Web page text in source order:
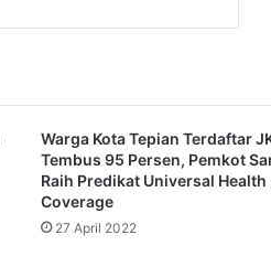
Warga Kota Tepian Terdaftar
Tembus 95 Persen, Pemkot
Raih Predikat Universal Health
Coverage
27 April 2022